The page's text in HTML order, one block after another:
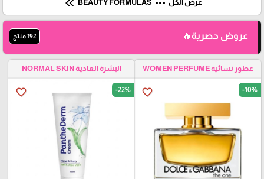
عرض الكل
عروض حصرية🔥 192 منتج
عطور نسائية WOMEN PERFUME
favorite_border -10%
البشرة العادية NORMAL SKIN
favorite_border -22%